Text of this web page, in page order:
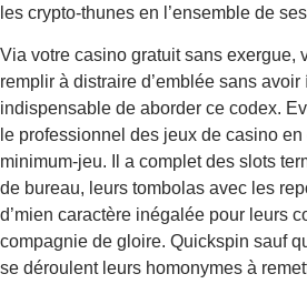
les crypto-thunes en l’ensemble de
Via votre casino gratuit sans exergue,
remplir à distraire d’emblée sans avoir
indispensable de aborder ce codex.
le professionnel des jeux de casino
minimum-jeu. Il a complet des slots
de bureau, leurs tombolas avec les
d’mien caractère inégalée pour leurs
compagnie de gloire. Quickspin sauf
se déroulent leurs homonymes à